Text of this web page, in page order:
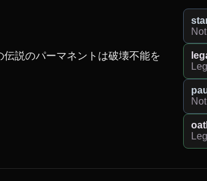
説のパーマネントは破壊不能を